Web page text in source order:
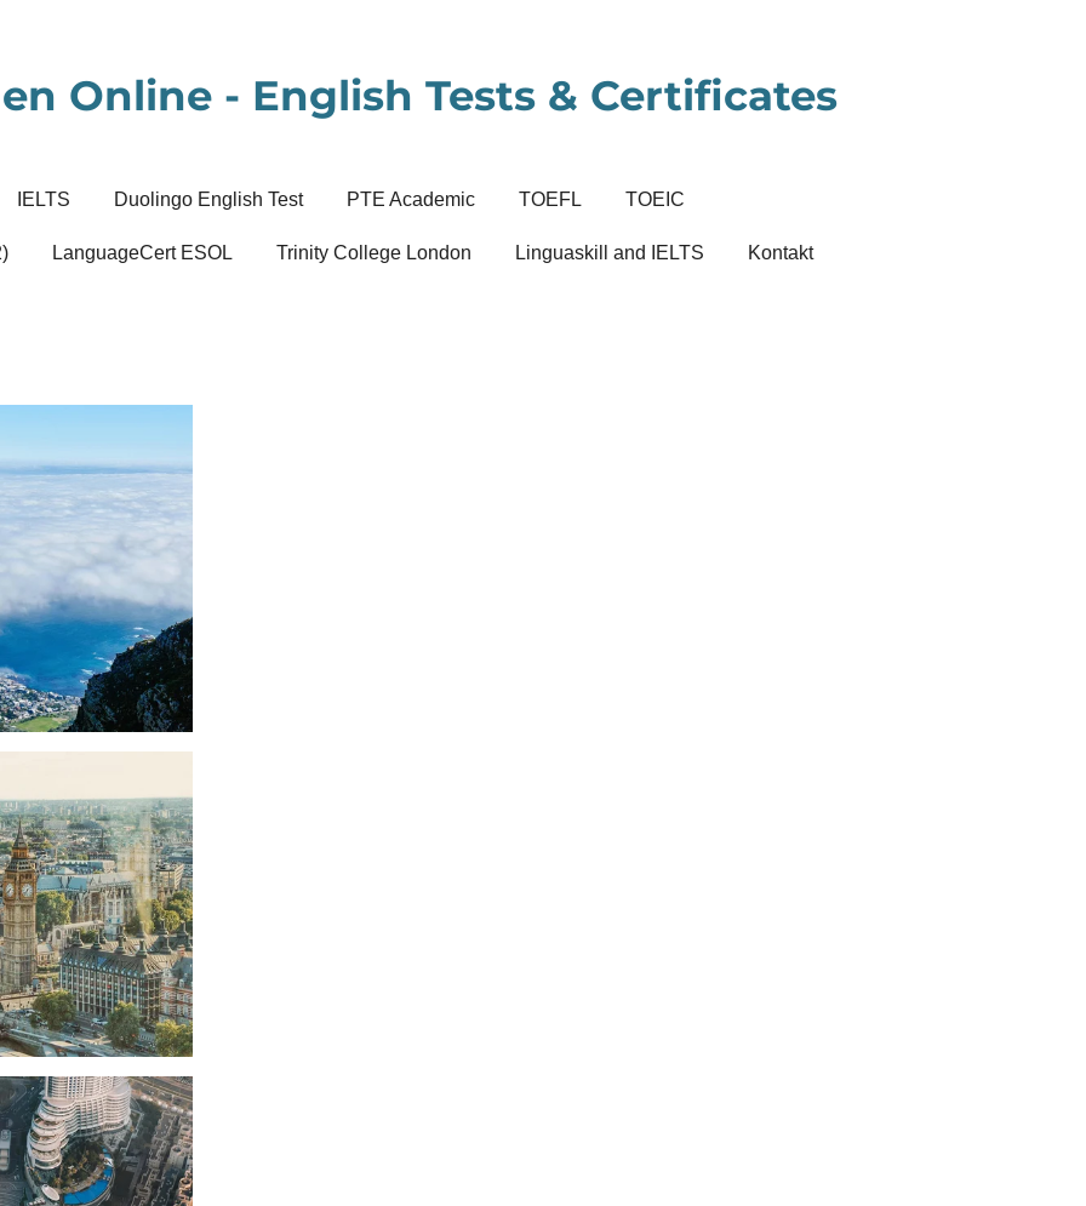
Online - English Tests & Certificates
IELTS Duolingo English Test PTE Academic TOEFL TOEIC
LanguageCert ESOL Trinity College London Linguaskill and IELTS Kontakt